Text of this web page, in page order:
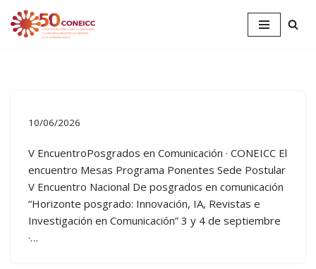
Saltar
10/06/2026
V EncuentroPosgrados en Comunicación · CONEICC El
encuentro Mesas Programa Ponentes Sede Postular
V Encuentro Nacional De posgrados en comunicación
“Horizonte posgrado: Innovación, IA, Revistas e
Investigación en Comunicación” 3 y 4 de septiembre
·…